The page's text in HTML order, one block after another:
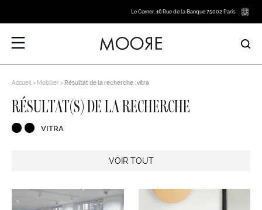
Le Corner, 16 Rue de la Banque 75002 Paris
Accueil Mobilier Résultat de la recherche : vitra
RÉSULTAT(S) DE LA RECHERCHE
VITRA
VOIR TOUT